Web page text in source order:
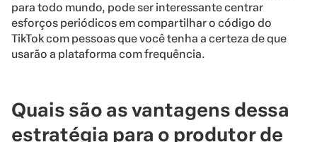
para todo mundo, pode ser interessante centrar
esforços periódicos em compartilhar o código do
TikTok com pessoas que você tenha a certeza de que
usarão a plataforma com frequência.
Quais são as vantagens dessa
estratégia para o produtor de